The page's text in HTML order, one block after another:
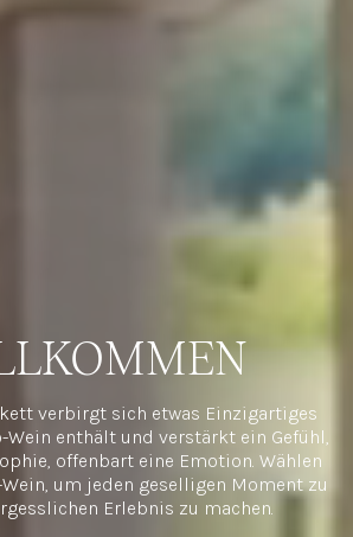
verbirgt sich etwas Einzigartiges
enthält und verstärkt ein Gefühl,
offenbart eine Emotion. Wählen
um jeden geselligen Moment zu
Erlebnis zu machen.